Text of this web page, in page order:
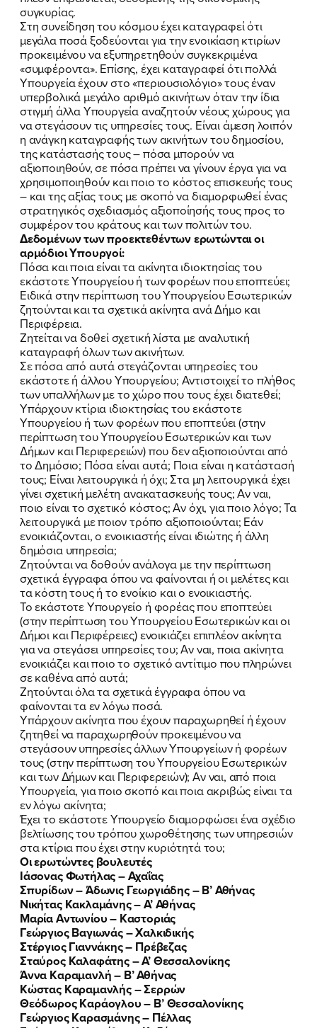
ΠΟΙΑ ΕΙΜΑΙ
ΕΡΓΟ
ΕΚΔΗΛΩΣΕΙΣ
ΝΕΑ
ΕΛΑ ΚΙ ΕΣΥ
FB IN TW YT LN VB TIKTOK
συγκυρίας.
Στη συνείδηση του κόσμου έχει καταγραφεί ότι
μεγάλα ποσά ξοδεύονται για την ενοικίαση κτιρίων
προκειμένου να εξυπηρετηθούν συγκεκριμένα
«συμφέροντα». Επίσης, έχει καταγραφεί ότι πολλά
Υπουργεία έχουν στο «περιουσιολόγιο» τους έναν
υπερβολικά μεγάλο αριθμό ακινήτων όταν την ίδια
στιγμή άλλα Υπουργεία αναζητούν νέους χώρους για
να στεγάσουν τις υπηρεσίες τους. Είναι άμεση λοιπόν
η ανάγκη καταγραφής των ακινήτων του δημοσίου,
της κατάστασής τους – πόσα μπορούν να
αξιοποιηθούν, σε πόσα πρέπει να γίνουν έργα για να
χρησιμοποιηθούν και ποιο το κόστος επισκευής τους
– και της αξίας τους με σκοπό να διαμορφωθεί ένας
στρατηγικός σχεδιασμός αξιοποίησής τους προς το
συμφέρον του κράτους και των πολιτών του.
Δεδομένων των προεκτεθέντων ερωτώνται οι
αρμόδιοι Υπουργοί:
Πόσα και ποια είναι τα ακίνητα ιδιοκτησίας του
εκάστοτε Υπουργείου ή των φορέων που εποπτεύει;
Ειδικά στην περίπτωση του Υπουργείου Εσωτερικών
ζητούνται και τα σχετικά ακίνητα ανά Δήμο και
Περιφέρεια.
Ζητείται να δοθεί σχετική λίστα με αναλυτική
καταγραφή όλων των ακινήτων.
Σε πόσα από αυτά στεγάζονται υπηρεσίες του
εκάστοτε ή άλλου Υπουργείου; Αντιστοιχεί το πλήθος
των υπαλλήλων με το χώρο που τους έχει διατεθεί;
Υπάρχουν κτίρια ιδιοκτησίας του εκάστοτε
Υπουργείου ή των φορέων που εποπτεύει (στην
περίπτωση του Υπουργείου Εσωτερικών και των
Δήμων και Περιφερειών) που δεν αξιοποιούνται από
το Δημόσιο; Πόσα είναι αυτά; Ποια είναι η κατάστασή
τους; Είναι λειτουργικά ή όχι; Στα μη λειτουργικά έχει
γίνει σχετική μελέτη ανακατασκευής τους; Αν ναι,
ποιο είναι το σχετικό κόστος; Αν όχι, για ποιο λόγο; Τα
λειτουργικά με ποιον τρόπο αξιοποιούνται; Εάν
ενοικιάζονται, ο ενοικιαστής είναι ιδιώτης ή άλλη
δημόσια υπηρεσία;
Ζητούνται να δοθούν ανάλογα με την περίπτωση
σχετικά έγγραφα όπου να φαίνονται ή οι μελέτες και
τα κόστη τους ή το ενοίκιο και ο ενοικιαστής.
Το εκάστοτε Υπουργείο ή φορέας που εποπτεύει
(στην περίπτωση του Υπουργείου Εσωτερικών και οι
Δήμοι και Περιφέρειες) ενοικιάζει επιπλέον ακίνητα
για να στεγάσει υπηρεσίες του; Αν ναι, ποια ακίνητα
ενοικιάζει και ποιο το σχετικό αντίτιμο που πληρώνει
σε καθένα από αυτά;
Ζητούνται όλα τα σχετικά έγγραφα όπου να
φαίνονται τα εν λόγω ποσά.
Υπάρχουν ακίνητα που έχουν παραχωρηθεί ή έχουν
ζητηθεί να παραχωρηθούν προκειμένου να
στεγάσουν υπηρεσίες άλλων Υπουργείων ή φορέων
τους (στην περίπτωση του Υπουργείου Εσωτερικών
και των Δήμων και Περιφερειών); Αν ναι, από ποια
Υπουργεία, για ποιο σκοπό και ποια ακριβώς είναι τα
εν λόγω ακίνητα;
Έχει το εκάστοτε Υπουργείο διαμορφώσει ένα σχέδιο
βελτίωσης του τρόπου χωροθέτησης των υπηρεσιών
στα κτίρια που έχει στην κυριότητά του;
Οι ερωτώντες βουλευτές
Ιάσονας Φωτήλας – Αχαΐας
Σπυρίδων – Άδωνις Γεωργιάδης – Β’ Αθήνας
Νικήτας Κακλαμάνης – Α’ Αθήνας
Μαρία Αντωνίου – Καστοριάς
Γεώργιος Βαγιωνάς – Χαλκιδικής
Στέργιος Γιαννάκης – Πρέβεζας
Σταύρος Καλαφάτης – Α’ Θεσσαλονίκης
Άννα Καραμανλή – Β’ Αθήνας
Κώστας Καραμανλής – Σερρών
Θεόδωρος Καράογλου – Β’ Θεσσαλονίκης
Γεώργιος Καρασμάνης – Πέλλας